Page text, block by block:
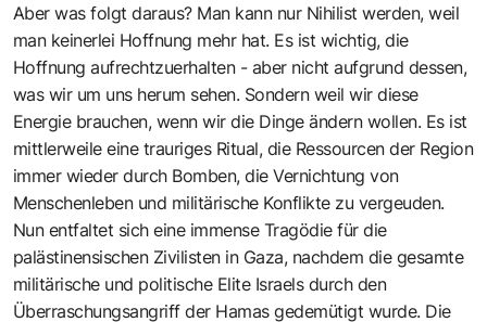
Aber was folgt daraus? Man kann nur Nihilist werden, weil
man keinerlei Hoffnung mehr hat. Es ist wichtig, die
Hoffnung aufrechtzuerhalten - aber nicht aufgrund dessen,
was wir um uns herum sehen. Sondern weil wir diese
Energie brauchen, wenn wir die Dinge ändern wollen. Es ist
mittlerweile eine trauriges Ritual, die Ressourcen der Region
immer wieder durch Bomben, die Vernichtung von
Menschenleben und militärische Konflikte zu vergeuden.
Nun entfaltet sich eine immense Tragödie für die
palästinensischen Zivilisten in Gaza, nachdem die gesamte
militärische und politische Elite Israels durch den
Überraschungsangriff der Hamas gedemütigt wurde. Die